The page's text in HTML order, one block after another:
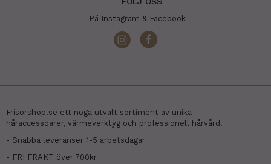
På Instagram & Facebook
Frisorshop.se ett noga utvalt sortiment av unika
håraccessoarer, värmeverktyg och professionell hårvård.
- Snabba leveranser 1-5 arbetsdagar
- FRI FRAKT över 700kr